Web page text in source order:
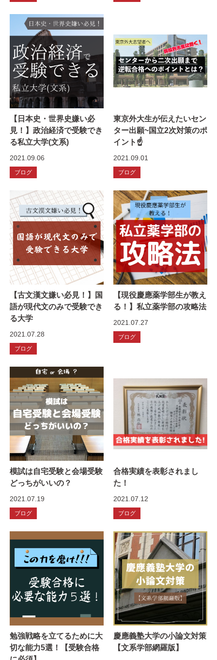
【日本史・世界史嫌い必
見！】政治経済で受験でき
る私立大学(文系)
2021.09.06
ブログ
東京外大生が伝えたいセン
ター出願~国立2次対策のポ
イント☝️
2021.09.01
ブログ
【古文漢文嫌い必見！】国
語が現代文のみで受験でき
る大学
2021.07.28
ブログ
【現役慶應薬学部生が教え
る！】私立薬学部の攻略法
2021.07.27
ブログ
模試は自宅受験と会場受験
どっちがいいの？
2021.07.19
ブログ
合格実績を表彰されまし
た！
2021.07.12
ブログ
勉強戦略を立てるために大
切な能力5選！【受験合格
慶應義塾大学の小論文対策
【文系学部網羅版】